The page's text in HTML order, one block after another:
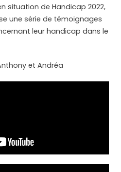
situation de Handicap 2022,
une série de témoignages
leur handicap dans le
et Andréa